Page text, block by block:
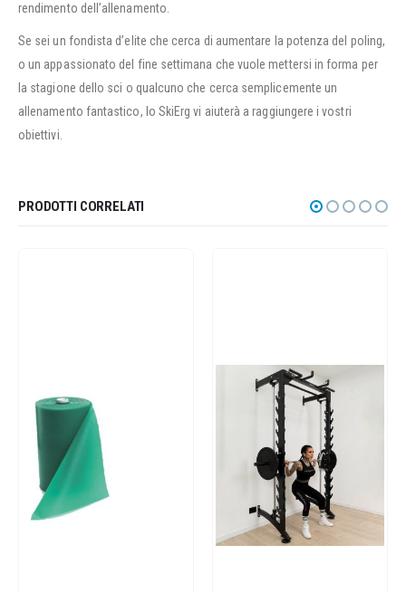
rendimento dell’allenamento.
Se sei un fondista d’elite che cerca di aumentare la potenza del poling,
o un appassionato del fine settimana che vuole mettersi in forma per
la stagione dello sci o qualcuno che cerca semplicemente un
allenamento fantastico, lo SkiErg vi aiuterà a raggiungere i vostri
obiettivi.
PRODOTTI CORRELATI